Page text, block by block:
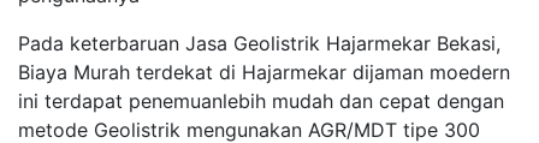
Pada keterbaruan Jasa Geolistrik Hajarmekar Bekasi,
Biaya Murah terdekat di Hajarmekar dijaman moedern
ini terdapat penemuanlebih mudah dan cepat dengan
metode Geolistrik mengunakan AGR/MDT tipe 300